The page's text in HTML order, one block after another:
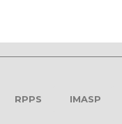
RPPS IMASP